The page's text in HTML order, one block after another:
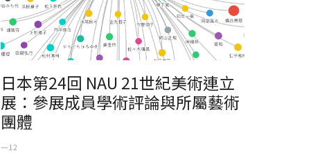
日本第24回 NAU 21世紀美術連立
展：參展成員學術評論與所屬藝術
團體
一 12